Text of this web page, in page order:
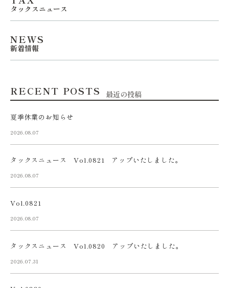
タックスニュース
NEWS
新着情報
RECENT POSTS 最近の投稿
夏季休業のお知らせ
2026.08.07
タックスニュース Vol.0821 アップいたしました。
2026.08.07
Vol.0821
2026.08.07
タックスニュース Vol.0820 アップいたしました。
2026.07.31